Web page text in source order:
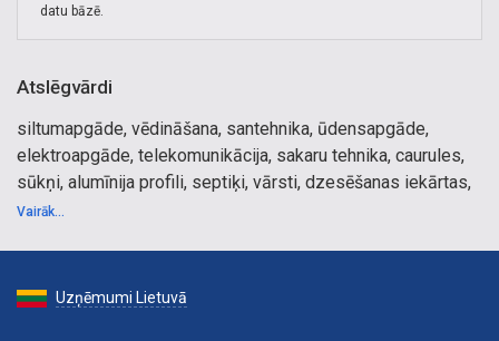
datu bāzē.
Atslēgvārdi
siltumapgāde, vēdināšana, santehnika, ūdensapgāde,
elektroapgāde, telekomunikācija, sakaru tehnika, caurules,
sūkņi, alumīnija profili, septiķi, vārsti, dzesēšanas iekārtas,
izolācija, stabi, pamati, sildītāji, datu pārraides sistēmas,
adatvārsti, aizsargcaurules, akumulācijas tvertnes,
Vairāk...
Uzņēmumi Lietuvā